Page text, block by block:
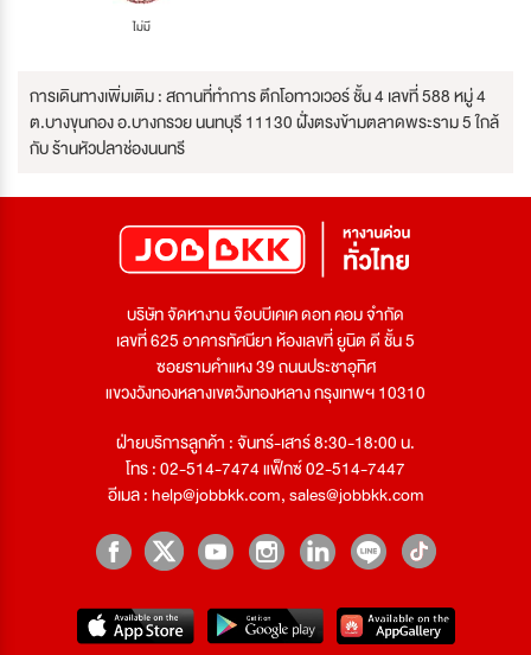
ไม่มี
การเดินทางเพิ่มเติม : สถานที่ทำการ ตึกโอทาวเวอร์ ชั้น 4 เลขที่ 588 หมู่ 4
ต.บางขุนกอง อ.บางกรวย นนทบุรี 11130 ฝั่งตรงข้ามตลาดพระราม 5 ใกล้
กับ ร้านหัวปลาช่องนนทรี
บริษัท จัดหางาน จ๊อบบีเคเค ดอท คอม จำกัด
เลขที่ 625 อาคารทัศนียา ห้องเลขที่ ยูนิต ดี ชั้น 5
ซอยรามคำแหง 39 ถนนประชาอุทิศ
แขวงวังทองหลางเขตวังทองหลาง กรุงเทพฯ 10310
ฝ่ายบริการลูกค้า : จันทร์-เสาร์ 8:30-18:00 น.
โทร : 02-514-7474 แฟ็กซ์ 02-514-7447
อีเมล :help@jobbkk.com,sales@jobbkk.com